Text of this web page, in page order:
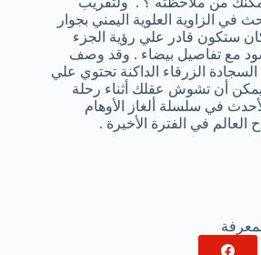
في الزاوية العلوية اليمني بجوار
ستكون قادر علي رؤية الجزء
مع تفاصيل بيضاء . وقد وصف
السجادة الزرقاء الداكنة تحتوي علي
يمكن أن تشوش عقلك أثناء رحلة
في سلسلة ألغاز الأوهام
العالم في الفترة الأخيرة .